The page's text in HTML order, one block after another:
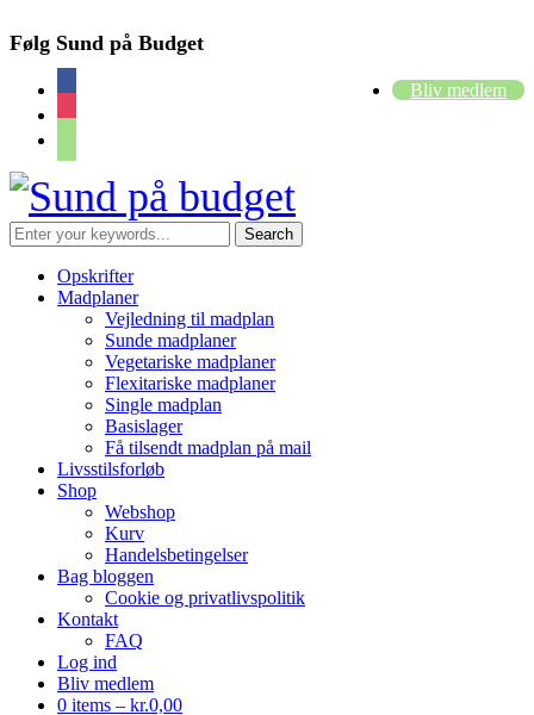
Følg Sund på Budget
Bliv medlem
Opskrifter
Madplaner
Vejledning til madplan
Sunde madplaner
Vegetariske madplaner
Flexitariske madplaner
Single madplan
Basislager
Få tilsendt madplan på mail
Livsstilsforløb
Shop
Webshop
Kurv
Handelsbetingelser
Bag bloggen
Cookie og privatlivspolitik
Kontakt
FAQ
Log ind
Bliv medlem
0 items – kr.0,00